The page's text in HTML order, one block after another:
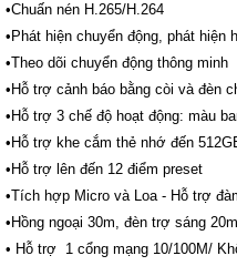
HỌP
TRỰC
TUYẾN
Maxhub
Màn
hình
MAXHUB
M27
THIẾT
THÔNG
MINH
•Chuấn nén H.265/H.264
•Phát hiện chuyển động, phát hiện
•Theo dõi chuyển động thông minh
•Hỗ trợ cảnh báo bằng còi và đèn
•Hỗ trợ 3 chế độ hoạt động: màu
•Hỗ trợ khe cắm thẻ nhớ đến
•Hỗ trợ lên đến 12 điểm preset
•Tích hợp Micro và Loa - Hỗ trợ
•Hồng ngoại 30m, đèn trợ sáng 20m
• Hỗ trợ 1 cổng mạng 10/100M/